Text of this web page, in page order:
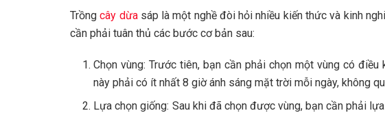
Trồngcây dừasáp là một nghề đòi hỏi nhiều kiến thức và kinh
cần phải tuân thủ các bước cơ bản sau:
Chọn vùng: Trước tiên, bạn cần phải chọn một vùng có
này phải có ít nhất 8 giờ ánh sáng mặt trời mỗi ngày, không
Lựa chọn giống: Sau khi đã chọn được vùng, bạn cần phải